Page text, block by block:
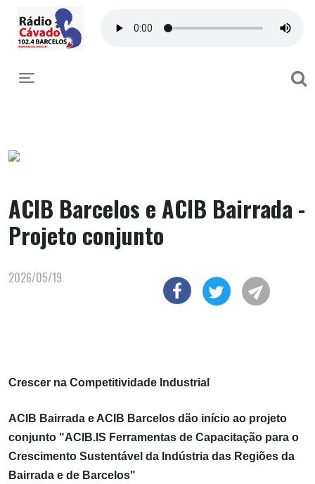
Toggle navigation
ACIB Barcelos e ACIB Bairrada -
Projeto conjunto
2026/05/19
Crescer na Competitividade Industrial
ACIB Bairrada e ACIB Barcelos dão início ao projeto
conjunto "ACIB.IS Ferramentas de Capacitação para o
Crescimento Sustentável da Indústria das Regiões da
Bairrada e de Barcelos"